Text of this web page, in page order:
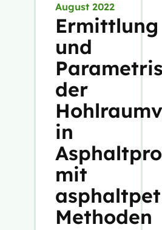
August 2022
Ermittlung
und
der
in
mit
Methoden